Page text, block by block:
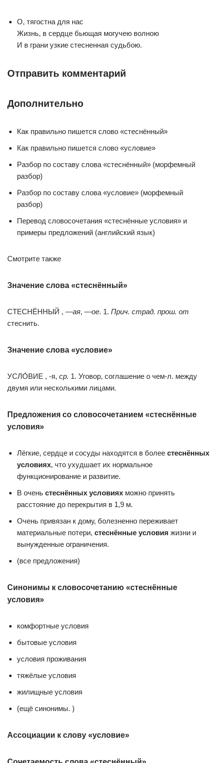
О, тягостна для нас
Жизнь, в сердце бьющая могучею волною
И в грани узкие стесненная судьбою.
Отправить комментарий
Дополнительно
Как правильно пишется слово «стеснённый»
Как правильно пишется слово «условие»
Разбор по составу слова «стеснённый» (морфемный
разбор)
Разбор по составу слова «условие» (морфемный
разбор)
Перевод словосочетания «стеснённые условия» и
примеры предложений (английский язык)
Смотрите также
Значение слова «стеснённый»
СТЕСНЁННЫЙ , —ая, —ое. 1. Прич. страд. прош. от
стеснить.
Значение слова «условие»
УСЛО́ВИЕ , -я, ср. 1. Уговор, соглашение о чем-л. между
двумя или несколькими лицами.
Предложения со словосочетанием «стеснённые
условия»
Лёгкие, сердце и сосуды находятся в более стеснённых
условиях, что ухудшает их нормальное
функционирование и развитие.
В очень стеснённых условиях можно принять
расстояние до перекрытия в 1,9 м.
Очень привязан к дому, болезненно переживает
материальные потери, стеснённые условия жизни и
вынужденные ограничения.
(все предложения)
Синонимы к словосочетанию «стеснённые
условия»
комфортные условия
бытовые условия
условия проживания
тяжёлые условия
жилищные условия
(ещё синонимы. )
Ассоциации к слову «условие»